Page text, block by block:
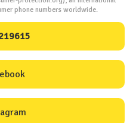
phone numbers worldwide.